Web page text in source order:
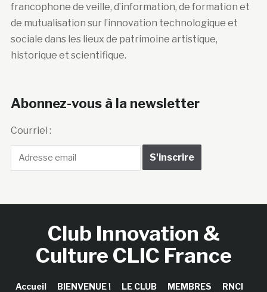
francophone de veille, d’information, de formation et
de mutualisation sur l’innovation technologique et
sociale dans les lieux de patrimoine artistique,
historique et scientifique.
Abonnez-vous à la newsletter
Courriel :
Club Innovation &
Culture CLIC France
Accueil BIENVENUE ! LE CLUB MEMBRES RNCI